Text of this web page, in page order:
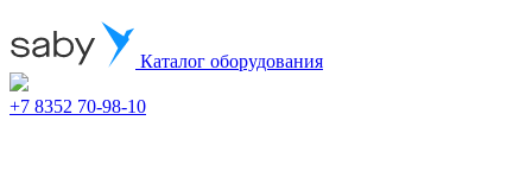
Каталог оборудования
+7 8352 70-98-10